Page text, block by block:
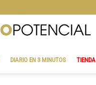
DIARIO EN 3 MINUTOS TIENDA